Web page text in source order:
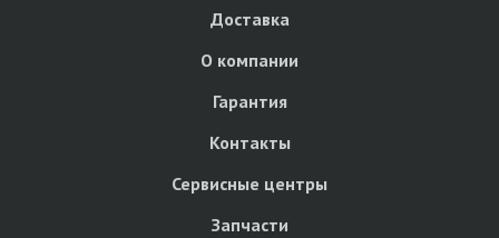
Доставка
О компании
Гарантия
Контакты
Сервисные центры
Запчасти